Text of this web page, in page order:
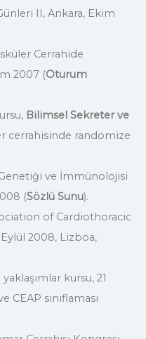
II, Ankara, Ekim
Cerrahide
2007 (Oturum
Bilimsel Sekreter ve
cerrahisinde randomize
ve İmmünolojisi
(Sözlü Sunu).
of Cardiothoracic
2008, Lizboa,
kursu, 21
CEAP sınıflaması